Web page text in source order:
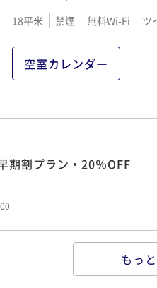
割プラン・20％OFF
15％OFF【軽朝食付】
18平米 禁煙 無料Wi-Fi ツ
空室カレンダー
期割プラン・20％OFF
15％OFF【素泊まり】
もっ